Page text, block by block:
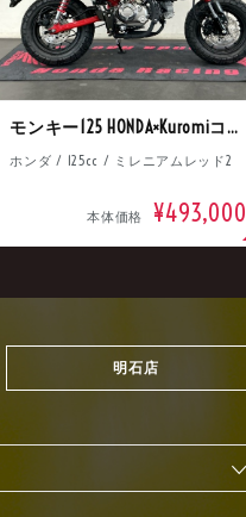
モンキー125 HONDA×Kuromiコラボ
ホンダ / 125cc / ミレニアムレッド2
本体価格 ¥493,000
明石店